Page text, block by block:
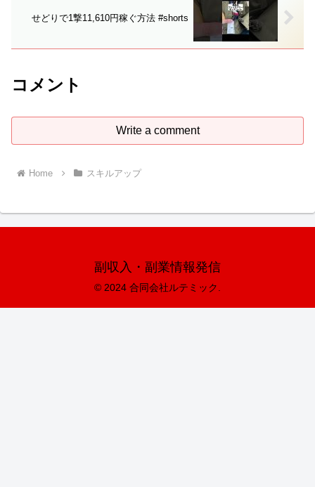
せどりで1撃11,610円稼ぐ方法 #shorts
コメント
Write a comment
Home スキルアップ
副収入・副業情報発信
© 2024 合同会社ルテミック.